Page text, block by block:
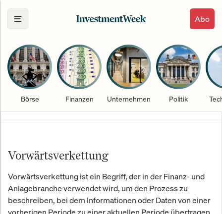
Abo
Börse Finanzen Unternehmen Politik
Vorwärtsverkettung
Vorwärtsverkettung ist ein Begriff, der in der Finanz- und
Anlagebranche verwendet wird, um den Prozess zu
beschreiben, bei dem Informationen oder Daten von einer